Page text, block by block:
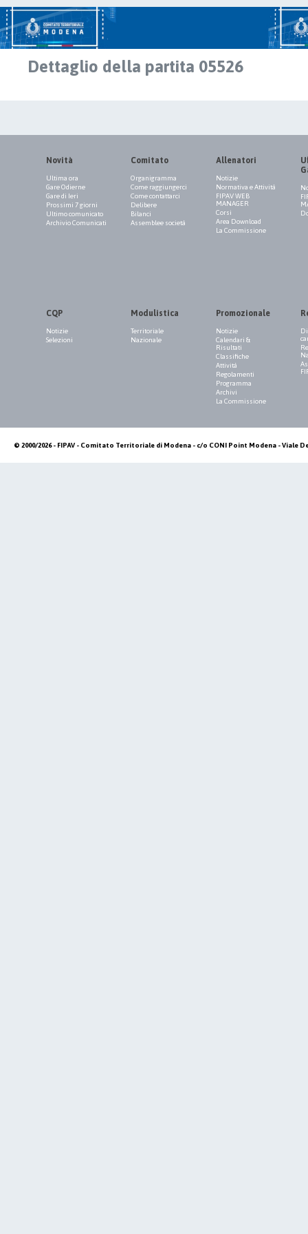
Dettaglio della partita 05526
Novità
Ultima ora
Gare Odierne
Gare di Ieri
Prossimi 7 giorni
Ultimo comunicato
Archivio Comunicati
Comitato
Organigramma
Come raggiungerci
Come contattarci
Delibere
Bilanci
Assemblee società
Allenatori
Notizie
Normativa e Attività
FIPAV WEB
MANAGER
Corsi
Area Download
La Commissione
CQP
Notizie
Selezioni
Modulistica
Territoriale
Nazionale
Promozionale
Notizie
Calendari &
Risultati
Classifiche
Attività
Regolamenti
Programma
Archivi
La Commissione
© 2000/2026 - FIPAV - Comitato Territoriale di Modena - c/o CONI Point Modena - Viale